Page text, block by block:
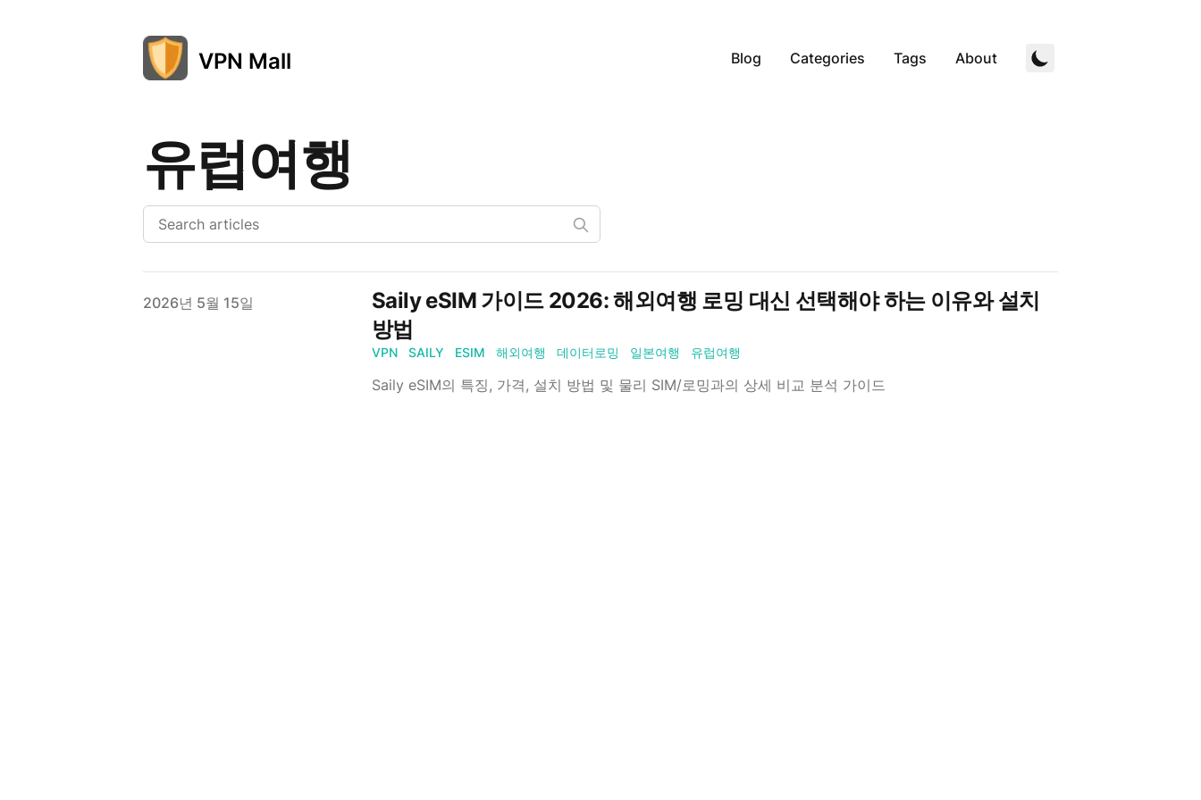
VPN Mall Blog Categories Tags About
유럽여행
Published on
2026년 5월 15일
Saily eSIM 가이드 2026: 해외여행 로밍 대신 선택해야 하는 이유와 설치
방법
VPN SAILY ESIM 해외여행 데이터로밍 일본여행 유럽여행
Saily eSIM의 특징, 가격, 설치 방법 및 물리 SIM/로밍과의 상세 비교 분석 가이드